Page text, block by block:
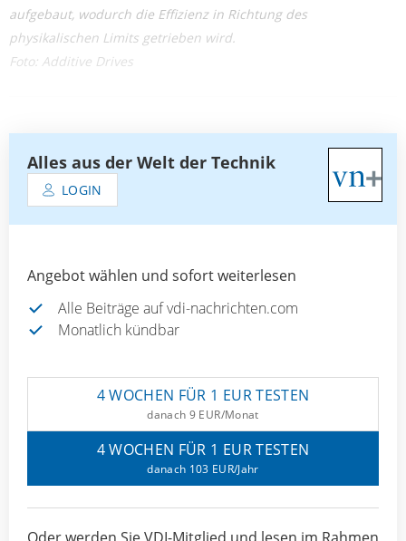
aufgebaut, wodurch die Effizienz in Richtung des
physikalischen Limits getrieben wird.
Foto: Additive Drives
Alles aus der Welt der Technik
LOGIN
Angebot wählen und sofort weiterlesen
Alle Beiträge auf vdi-nachrichten.com
Monatlich kündbar
4 WOCHEN FÜR 1 EUR TESTEN
danach 9 EUR/Monat
4 WOCHEN FÜR 1 EUR TESTEN
danach 103 EUR/Jahr
Oder werden Sie VDI-Mitglied und lesen im Rahmen